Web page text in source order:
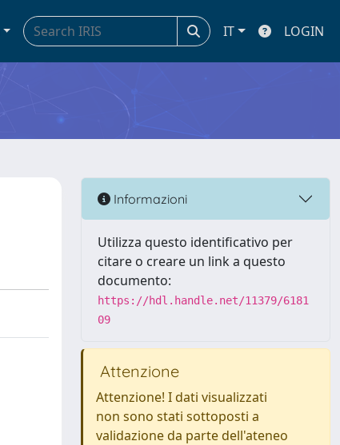
IT LOGIN
Informazioni
Utilizza questo identificativo per
citare o creare un link a questo
documento:
https://hdl.handle.net/11379/6181
09
Attenzione
Attenzione! I dati visualizzati
non sono stati sottoposti a
validazione da parte dell'ateneo